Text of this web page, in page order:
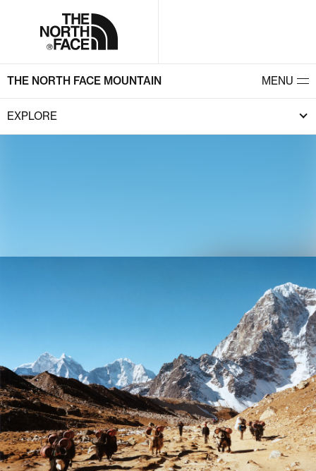
THE NORTH FACE MOUNTAIN MENU
EXPLORE